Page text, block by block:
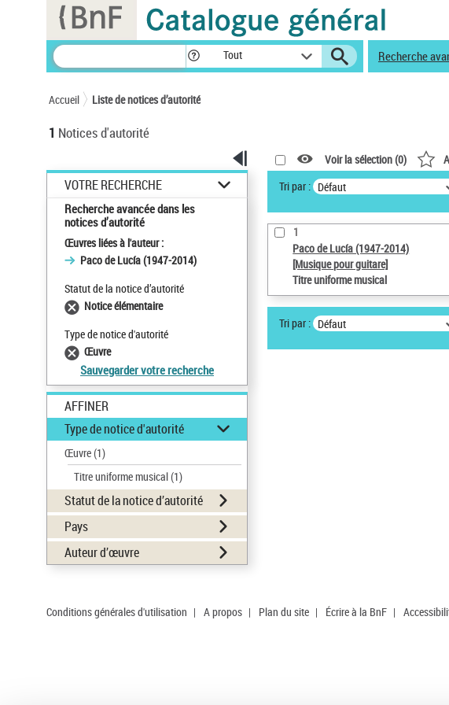
Tout Recherche
Accueil Liste de notices d’autorité
1 Notices d'autorité
VOTRE RECHERCHE
Recherche avancée dans les
notices d’autorité
Œuvres liées à l'auteur :
Paco de Lucía (1947-2014)
Statut de la notice d’autorité
Notice élémentaire
Type de notice d'autorité
Œuvre
Sauvegarder votre recherche
AFFINER
Type de notice d'autorité
Œuvre(1)
Titre uniforme musical(1)
Statut de la notice d’autorité
Pays
Auteur d’œuvre
Voir la sélection (0)
Tri par : Défaut
1
Paco de Lucía (1947-2014)
[Musique pour guitare]
Titre uniforme musical
Tri par : Défaut
Conditions générales d'utilisation | A propos | Plan du site | Écrire à la BnF |
Panneau de gestion des cookies